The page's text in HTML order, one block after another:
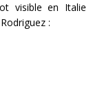
visible en Italie
: